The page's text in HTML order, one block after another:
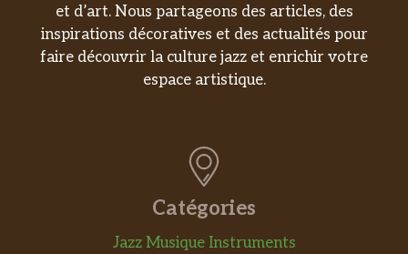
et d’art. Nous partageons des articles, des
inspirations décoratives et des actualités pour
faire découvrir la culture jazz et enrichir votre
espace artistique.
Catégories
Jazz Musique Instruments